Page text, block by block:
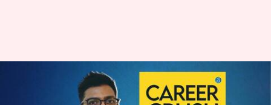
Ulasan buku: 'Career Crush'
karya Vishwakarma bisa atasi